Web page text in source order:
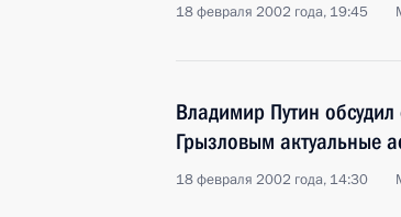
18 февраля 2002 года, 19:45
Владимир Путин
Грызловым актуальные
18 февраля 2002 года, 14:30